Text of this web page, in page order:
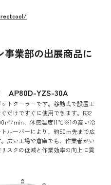
事業部の出展商品に
AP80D-YZS-30A
トクーラーです。移動式で設置工
だけですぐに使用できます。R32
㎥/min、体感温度11℃※1の高い冷
ルーバーにより、約50ｍ先まで広
広い工場や倉庫でも、作業者がい
スクの低減と作業効率の向上に貢